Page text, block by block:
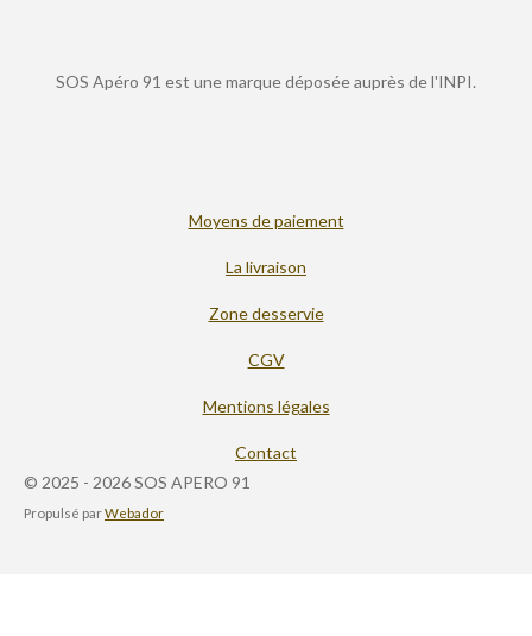
SOS Apéro 91 est une marque déposée auprès de l'INPI.
Moyens de paiement
La livraison
Zone desservie
CGV
Mentions légales
Contact
© 2025 - 2026 SOS APERO 91
Propulsé parWebador